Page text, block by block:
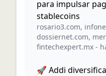
para impulsar
stablecoins
rosario3.com,
dossiernet.com,
fintechexpert.mx -
🚀 Addi